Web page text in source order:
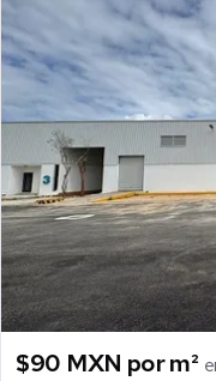
$90 MXN por m²